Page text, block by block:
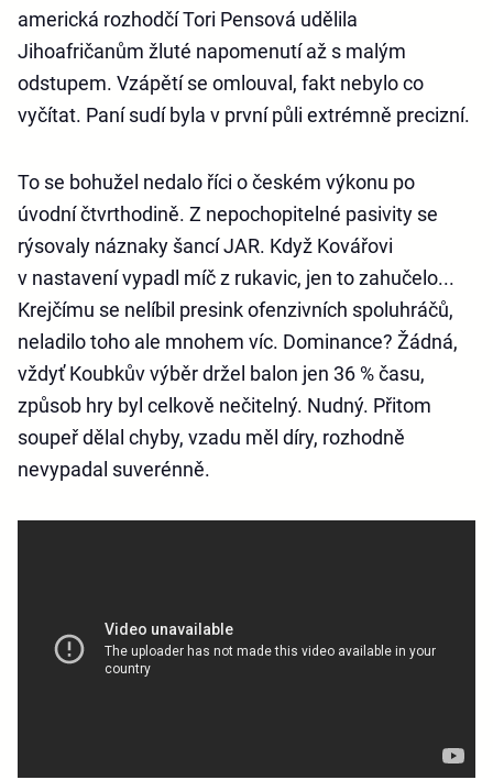
americká rozhodčí Tori Pensová udělila
Jihoafričanům žluté napomenutí až s malým
odstupem. Vzápětí se omlouval, fakt nebylo co
vyčítat. Paní sudí byla v první půli extrémně precizní.
To se bohužel nedalo říci o českém výkonu po
úvodní čtvrthodině. Z nepochopitelné pasivity se
rýsovaly náznaky šancí JAR. Když Kovářovi
v nastavení vypadl míč z rukavic, jen to zahučelo...
Krejčímu se nelíbil presink ofenzivních spoluhráčů,
neladilo toho ale mnohem víc. Dominance? Žádná,
vždyť Koubkův výběr držel balon jen 36 % času,
způsob hry byl celkově nečitelný. Nudný. Přitom
soupeř dělal chyby, vzadu měl díry, rozhodně
nevypadal suverénně.